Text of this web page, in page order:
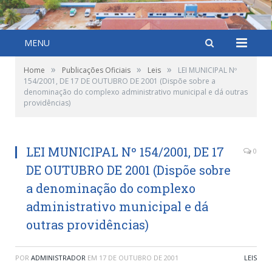
MENU
Home » Publicações Oficiais » Leis »
LEI MUNICIPAL Nº
154/2001, DE 17 DE OUTUBRO DE 2001 (Dispõe sobre a
denominação do complexo administrativo municipal e dá outras
providências)
LEI MUNICIPAL Nº 154/2001, DE 17
DE OUTUBRO DE 2001 (Dispõe sobre
a denominação do complexo
administrativo municipal e dá
outras providências)
0
POR ADMINISTRADOR EM 17 DE OUTUBRO DE 2001 LEIS